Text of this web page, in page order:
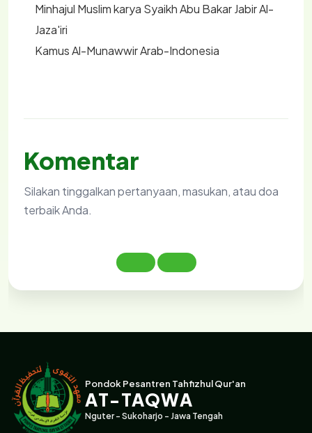
Minhajul Muslim karya Syaikh Abu Bakar Jabir Al-
Jaza'iri
Kamus Al-Munawwir Arab-Indonesia
Komentar
Silakan tinggalkan pertanyaan, masukan, atau doa
terbaik Anda.
Pondok Pesantren Tahfizhul Qur'an
AT-TAQWA
Nguter - Sukoharjo - Jawa Tengah